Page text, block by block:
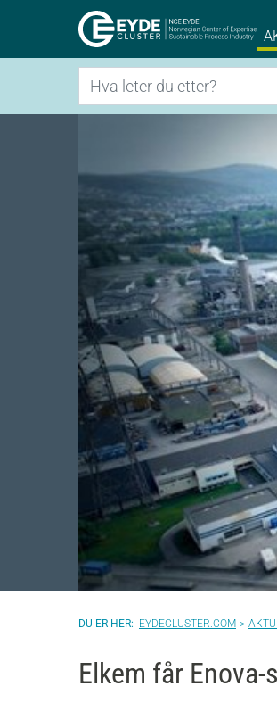
Søk
EYDECLUSTER.COM
Elkem får